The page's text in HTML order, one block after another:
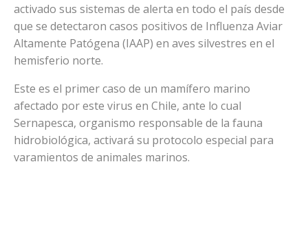
activado sus sistemas de alerta en todo el país desde
que se detectaron casos positivos de Influenza Aviar
Altamente Patógena (IAAP) en aves silvestres en el
hemisferio norte.
Este es el primer caso de un mamífero marino
afectado por este virus en Chile, ante lo cual
Sernapesca, organismo responsable de la fauna
hidrobiológica, activará su protocolo especial para
varamientos de animales marinos.